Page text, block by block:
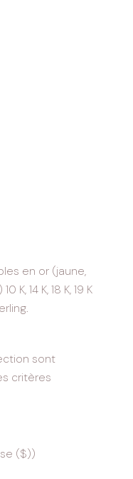
en or (jaune,
14 K, 18 K, 19 K
sont
critères
($))